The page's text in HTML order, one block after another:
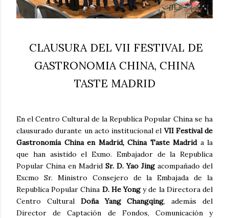
CLAUSURA DEL VII FESTIVAL DE
GASTRONOMIA CHINA, CHINA
TASTE MADRID
En el Centro Cultural de la Republica Popular China se ha
clausurado durante un acto institucional el VII Festival de
Gastronomía China en Madrid, China Taste Madrida la
que han asistido el Exmo. Embajador de la Republica
Popular China en Madrid Sr. D. Yao Jingacompañado del
Excmo Sr. Ministro Consejero de la Embajada de la
Republica Popular China D. He Yongy de la Directora del
Centro Cultural Doña Yang Changqing, además del
Director de Captación de Fondos, Comunicación y